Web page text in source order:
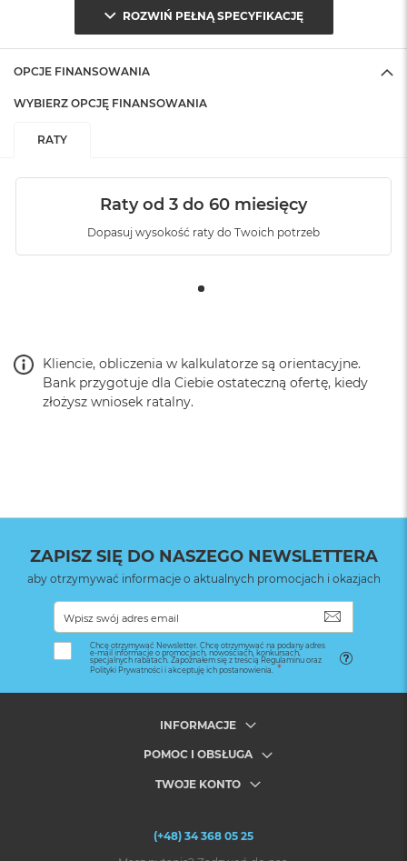
ROZWIŃ PEŁNĄ SPECYFIKACJĘ
OPCJE FINANSOWANIA
WYBIERZ OPCJĘ FINANSOWANIA
RATY
Raty od 3 do 60 miesięcy
Dopasuj wysokość raty do Twoich potrzeb
Kliencie, obliczenia w kalkulatorze są orientacyjne.
Bank przygotuje dla Ciebie ostateczną ofertę, kiedy
złożysz wniosek ratalny.
ZAPISZ SIĘ DO NASZEGO NEWSLETTERA
aby otrzymywać informacje o aktualnych promocjach i okazjach
Chcę otrzymywać Newsletter. Chcę otrzymywać na podany adres
e-mail informacje o promocjach, nowościach, konkursach,
specjalnych rabatach. Zapoznałem się z treścią Regulaminu oraz
Polityki Prywatności i akceptuję ich postanowienia.
INFORMACJE
POMOC I OBSŁUGA
TWOJE KONTO
(+48) 34 368 05 25